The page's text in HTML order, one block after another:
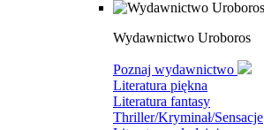
Wydawnictwo Uroboros
Poznaj wydawnictwo
Literatura piękna
Literatura fantasy
Thriller/Kryminał/Sensacje